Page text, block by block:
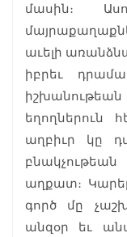
մասին։
աւելի
իբրեւ
իշխանութեան
եղողներուն
աղբիւր կը
աղքատ։
գործ մը
անզօր եւ